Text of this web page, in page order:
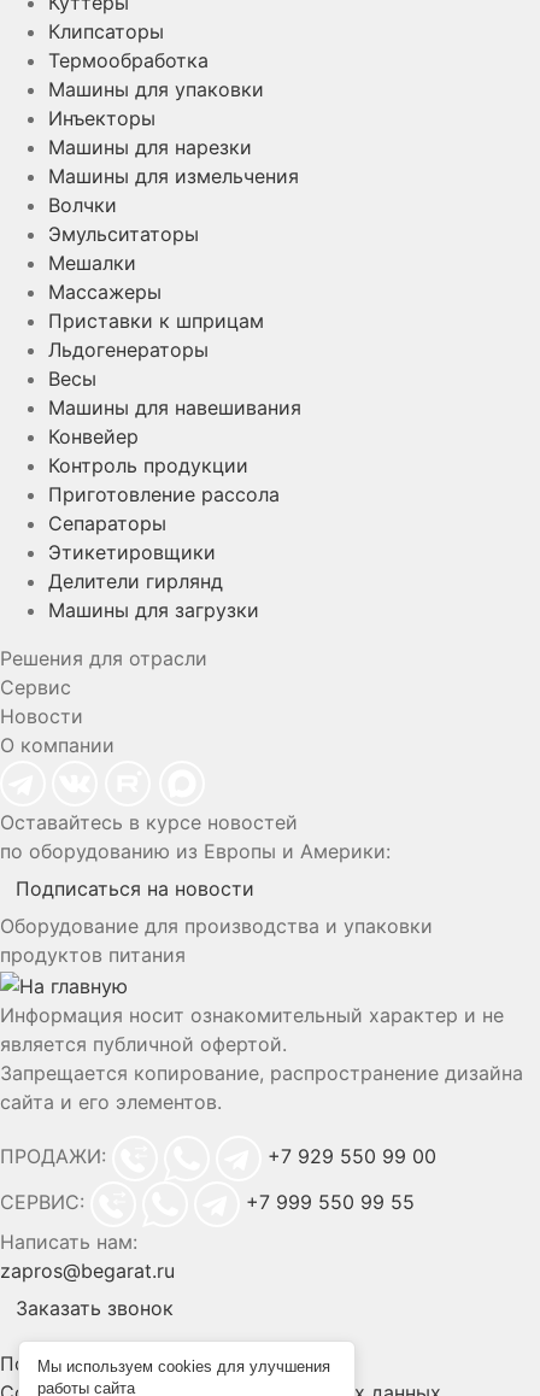
Мы используем cookies для улучшения
работы сайта
Клипсаторы
Термообработка
Машины для упаковки
Инъекторы
Машины для нарезки
Машины для измельчения
Волчки
Эмульситаторы
Мешалки
Массажеры
Приставки к шприцам
Льдогенераторы
Весы
Машины для навешивания
Конвейер
Контроль продукции
Приготовление рассола
Сепараторы
Этикетировщики
Делители гирлянд
Машины для загрузки
Решения для отрасли
Сервис
Новости
О компании
Оставайтесь в курсе новостей
по оборудованию из Европы и Америки:
Подписаться на новости
Оборудование для производства и упаковки
продуктов питания
Информация носит ознакомительный характер и не
является публичной офертой.
Запрещается копирование, распространение дизайна
сайта и его элементов.
ПРОДАЖИ:
+7 929 550 99 00
СЕРВИС:
+7 999 550 99 55
Написать нам:
zapros@begarat.ru
Заказать звонок
Политика конфиденциальности